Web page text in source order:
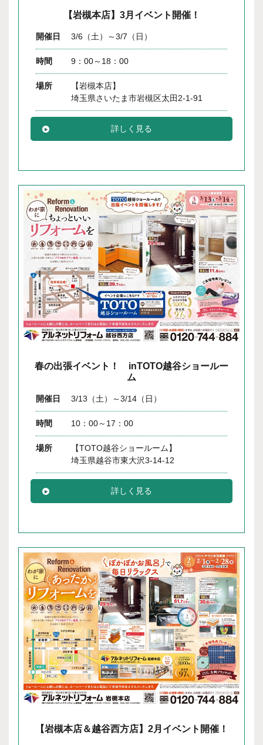
【岩槻本店】3月イベント開催！
開催日 3/6（土）～3/7（日）
時間 9：00～18：00
場所
【岩槻本店】
埼玉県さいたま市岩槻区太田2-1-91
詳しく見る
春の出張イベント！ inTOTO越谷ショールー
ム
開催日 3/13（土）～3/14（日）
時間 10：00～17：00
場所
【TOTO越谷ショールーム】
埼玉県越谷市東大沢3-14-12
詳しく見る
【岩槻本店＆越谷西方店】2月イベント開催！